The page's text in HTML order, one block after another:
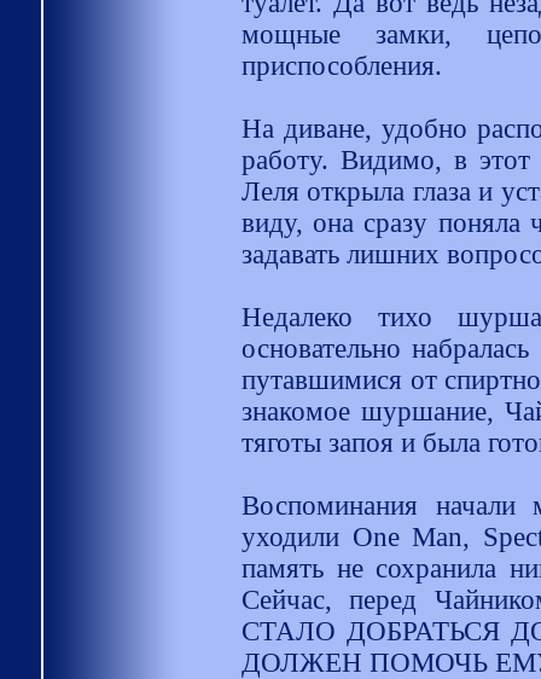
мощные замки,
приспособления.
На диване, удобно
работу. Видимо, в этот
Леля открыла глаза и
виду, она сразу поняла
задавать лишних
Недалеко тихо
основательно
путавшимися от
знакомое шуршание,
тяготы запоя и была
Воспоминания начали
уходили One Man,
память не сохранила
Сейчас, перед
СТАЛО ДОБРАТЬСЯ
ДОЛЖЕН ПОМОЧЬ